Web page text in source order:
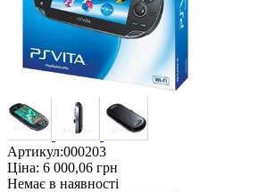
Артикул:000203
Ціна: 6 000,06 грн
Немає в наявності